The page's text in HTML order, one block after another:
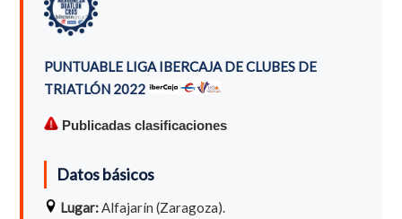
PUNTUABLE LIGA IBERCAJA DE CLUBES DE
TRIATLÓN 2022
Publicadas clasificaciones
Datos básicos
Lugar:Alfajarín (Zaragoza).